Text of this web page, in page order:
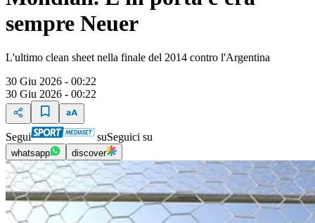
sempre Neuer
L'ultimo clean sheet nella finale del 2014 contro l'Argentina
30 Giu 2026 - 00:22
30 Giu 2026 - 00:22
Segui suSeguici su
whatsapp discover